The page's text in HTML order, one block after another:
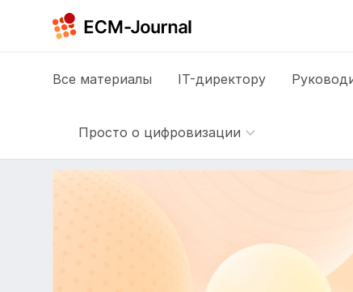
Все материалы IT-директору
Просто о цифровизации